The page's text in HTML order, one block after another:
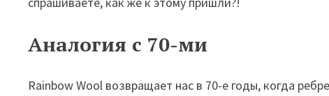
Аналогия с 70-ми
Rainbow Wool возвращает нас в 70-е годы, когда